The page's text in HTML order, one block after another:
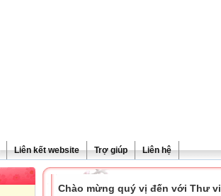
Liên kết website Trợ giúp Liên hệ
Chào mừng quý vị đến với Thư